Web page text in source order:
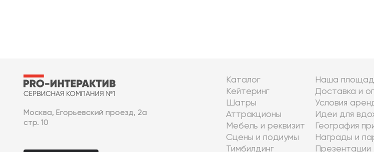
Москва, Егорьевский проезд, 2а
стр. 10
Каталог
Кейтеринг
Шатры
Аттракционы
Мебель и реквизит
Сцены и подиумы
Тимбилдинг
Наша
Доставка и
Условия
Идеи для
География
Награды и
Презентации